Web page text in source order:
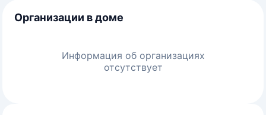
Организации в доме
Информация об организациях
отсутствует